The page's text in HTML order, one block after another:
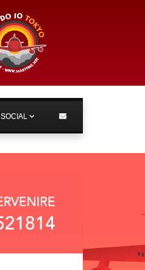
SOCIAL